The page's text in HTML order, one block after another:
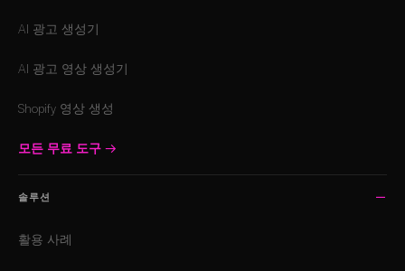
AI 광고 생성기
AI 광고 영상 생성기
Shopify 영상 생성
모든 무료 도구 →
솔루션
활용 사례